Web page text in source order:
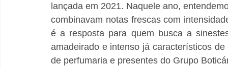
lançada em 2021. Naquele ano,
combinavam notas frescas com
é a resposta para quem busca a
amadeirado e intenso já característicos
de perfumaria e presentes do Grupo